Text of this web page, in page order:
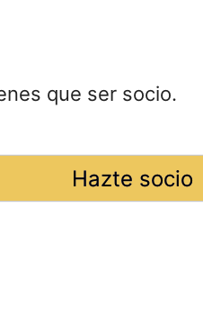
que ser socio.
Hazte socio